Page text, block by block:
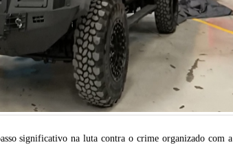
significativo na luta contra o crime organizado com a